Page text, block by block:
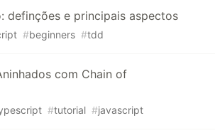
definções e principais aspectos
#beginners #tdd
com Chain of
#tutorial #javascript